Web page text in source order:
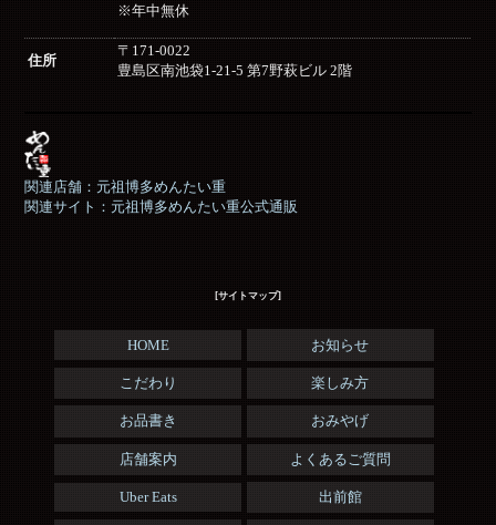
※年中無休
住所
〒171-0022
豊島区南池袋1-21-5 第7野萩ビル 2階
関連店舗：元祖博多めんたい重
関連サイト：元祖博多めんたい重公式通販
[サイトマップ]
HOME お知らせ
こだわり 楽しみ方
お品書き おみやげ
店舗案内 よくあるご質問
Uber Eats 出前館